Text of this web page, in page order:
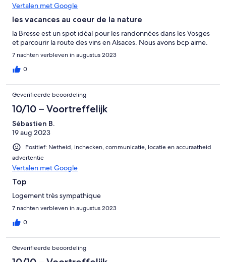
Vertalen met Google
les vacances au coeur de la nature
la Bresse est un spot idéal pour les randonnées dans les Vosges
et parcourir la route des vins en Alsaces. Nous avons bcp aime.
7 nachten verbleven in augustus 2023
0
Geverifieerde beoordeling
10/10 – Voortreffelijk
Sébastien B.
19 aug 2023
Positief: Netheid, inchecken, communicatie, locatie en accuraatheid
advertentie
Vertalen met Google
Top
Logement très sympathique
7 nachten verbleven in augustus 2023
0
Geverifieerde beoordeling